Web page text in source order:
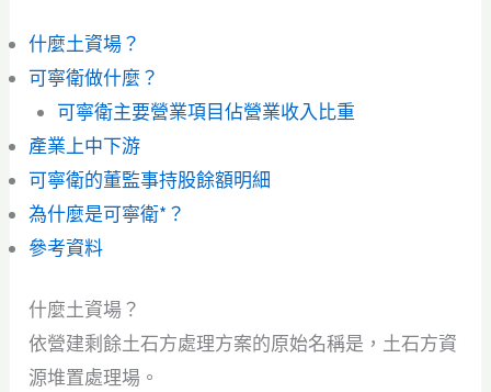
什麼土資場？
可寧衛做什麼？
可寧衛主要營業項目佔營業收入比重
產業上中下游
可寧衛的董監事持股餘額明細
為什麼是可寧衛*？
參考資料
什麼土資場？
依營建剩餘土石方處理方案的原始名稱是，土石方資
源堆置處理場。